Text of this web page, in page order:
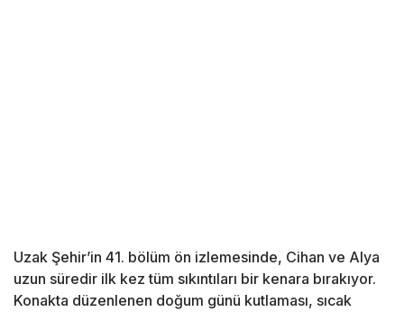
Uzak Şehir’in 41. bölüm ön izlemesinde, Cihan ve Alya
uzun süredir ilk kez tüm sıkıntıları bir kenara bırakıyor.
Konakta düzenlenen doğum günü kutlaması, sıcak